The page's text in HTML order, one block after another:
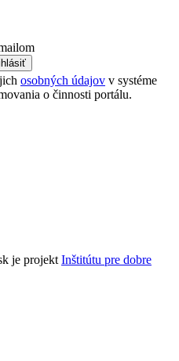
osobných údajov v systéme
o činnosti portálu.
je projekt Inštitútu pre dobre